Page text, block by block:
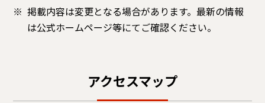
掲載内容は変更となる場合があります。最新の情報
は公式ホームページ等にてご確認ください。
アクセスマップ